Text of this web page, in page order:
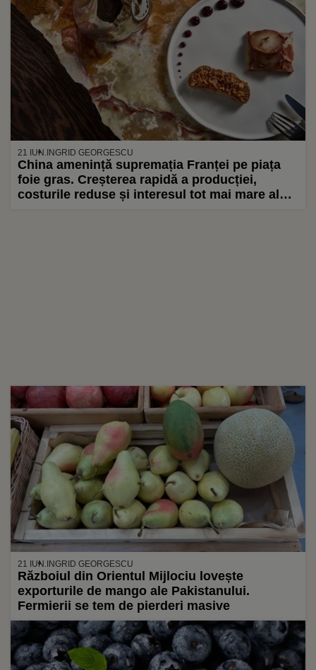
21 IUN. INGRID GEORGESCU
China amenință supremația Franței pe piața
foie gras. Creșterea rapidă a producției,
costurile reduse și interesul tot mai mare al
21 IUN. INGRID GEORGESCU
Războiul din Orientul Mijlociu lovește
exporturile de mango ale Pakistanului.
Fermierii se tem de pierderi masive